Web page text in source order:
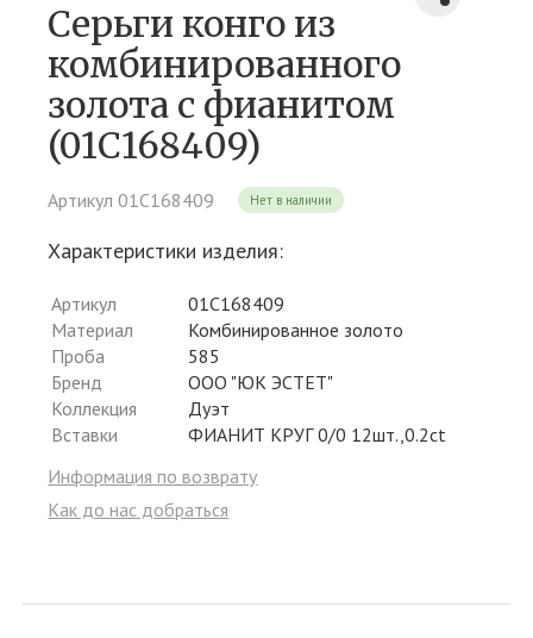
Серьги конго из
комбинированного
золота c фианитом
(01С168409)
Артикул 01С168409 Нет в наличии
Характеристики изделия:
Артикул
01С168409
Материал
Комбинированное золото
Проба
585
Бренд
ООО "ЮК ЭСТЕТ"
Коллекция
Дуэт
Вставки
ФИАНИТ КРУГ 0/0 12шт.,0.2ct
Информация по возврату
Как до нас добраться